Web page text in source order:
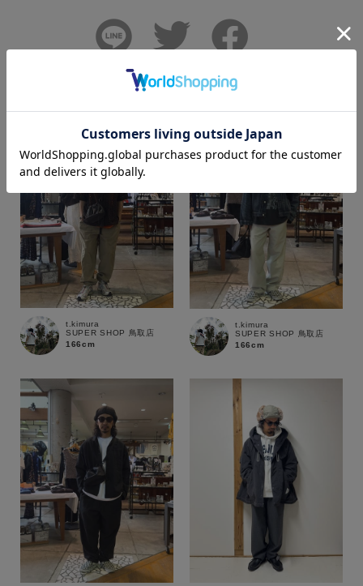
価格
商品タイプ
通常商品 予約商品
セール価格 WEB限定
在庫
在庫あり 在庫なし含む
その他のコーディネート
t.kimura
SUPER SHOP 鳥取店
166cm
t.kimura
SUPER SHOP 鳥取店
166cm